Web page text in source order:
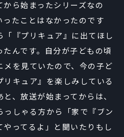
ら始まったシリーズなの
たことはなかったのです
『プリキュア』に出てほし
んです。自分が子どもの頃
を見ていたので、今の子ど
キュア』を楽しみしている
、放送が始まってからは、
しゃる方から「家で『ブン
やってるよ」と聞いたりもし